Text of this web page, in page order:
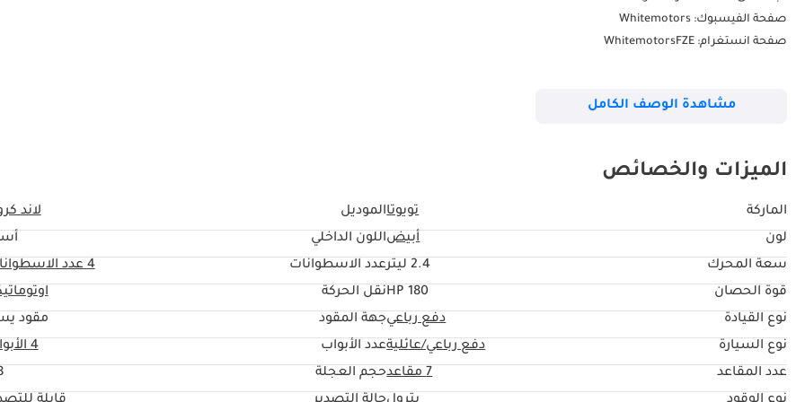
صفحة الفيسبوك: Whitemotors
صفحة انستغرام: WhitemotorsFZE
تواصل معنا للمزيد من الاستفسارات يرجى التواصل عبر الموبايل او الواتس اب
AHMAD N2:
WASIM:
ABDULHAMID:
Haris:
مشاهدة الوصف الكامل
الميزات والخصائص
الماركة تويوتاالموديل
لاند
لون
أبيضاللون الداخلي
سعة المحرك
2.4 ليتر عدد الاسطوانات 4عدد
قوة الحصان
180 HP نقل الحركة
نوع القيادة
دفع رباعيجهة المقود
مقود
نوع السيارة
دفع رباعي/عائليةعدد الأبواب
4 الأبواب
عدد المقاعد
7 مقاعد حجم العجلة